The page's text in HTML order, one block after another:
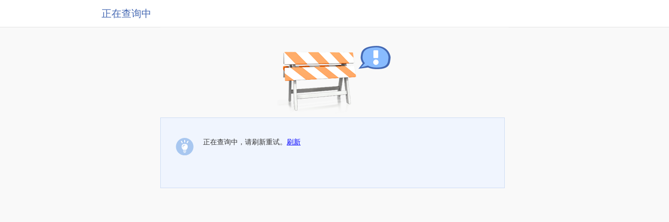
正在查询中
正在查询中，请刷新重试。 刷新